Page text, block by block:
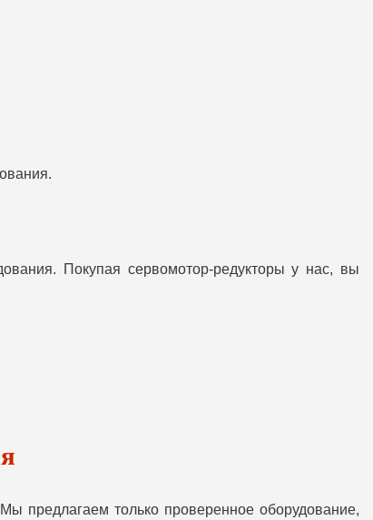
Покупая сервомотор-редукторы у нас, вы
предлагаем только проверенное оборудование,